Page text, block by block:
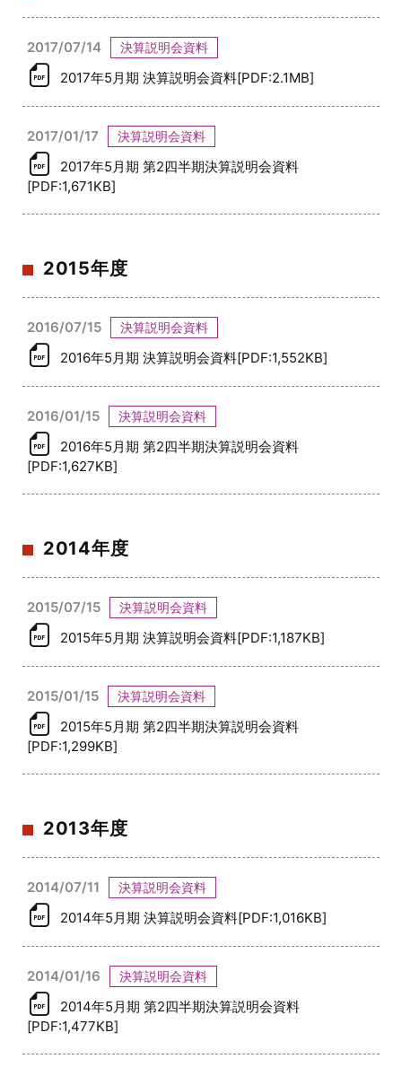
2017/07/14 決算説明会資料
2017年5月期 決算説明会資料[PDF:2.1MB]
2017/01/17 決算説明会資料
2017年5月期 第2四半期決算説明会資料
[PDF:1,671KB]
2015年度
2016/07/15 決算説明会資料
2016年5月期 決算説明会資料[PDF:1,552KB]
2016/01/15 決算説明会資料
2016年5月期 第2四半期決算説明会資料
[PDF:1,627KB]
2014年度
2015/07/15 決算説明会資料
2015年5月期 決算説明会資料[PDF:1,187KB]
2015/01/15 決算説明会資料
2015年5月期 第2四半期決算説明会資料
[PDF:1,299KB]
2013年度
2014/07/11 決算説明会資料
2014年5月期 決算説明会資料[PDF:1,016KB]
2014/01/16 決算説明会資料
2014年5月期 第2四半期決算説明会資料
[PDF:1,477KB]